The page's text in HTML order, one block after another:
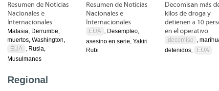
Resumen de Noticias
Nacionales e
Internacionales
Malasia, Derrumbe,
muertos, Washington,
EUA , Rusia,
Musulmanes
Resumen de Noticias
Nacionales e
Internacionales
EUA , Desempleo,
asesino en serie, Yakiri
Rubi
Decomisan más
kilos de droga y
detienen a 10
en el operativo
decomiso ,
detenidos,
EUA
Regional